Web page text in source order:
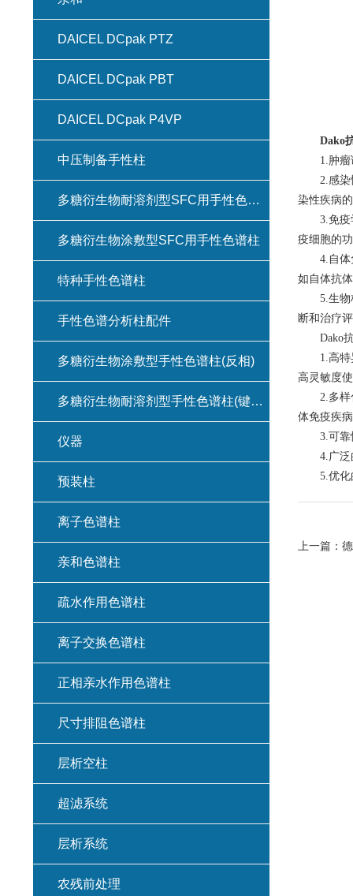
Dako
1.肿瘤诊
2.感染性
染性疾病
3.免疫学
疫细胞的
4.自体免
如自体抗
5.生物标
断和治疗
Dako抗
1.高特异
高灵敏度
2.多样化
体免疫疾
3.可靠性
4.广泛的
5.优化的
上一篇：
DAICEL DCpak PTZ
DAICEL DCpak PBT
DAICEL DCpak P4VP
中压制备手性柱
多糖衍生物耐溶剂型SFC用手性色谱柱(键合型手性色谱柱)
多糖衍生物涂敷型SFC用手性色谱柱
特种手性色谱柱
手性色谱分析柱配件
多糖衍生物涂敷型手性色谱柱(反相)
多糖衍生物耐溶剂型手性色谱柱(键合型手性色谱柱)
仪器
预装柱
离子色谱柱
亲和色谱柱
疏水作用色谱柱
离子交换色谱柱
正相亲水作用色谱柱
尺寸排阻色谱柱
层析空柱
超滤系统
层析系统
农残前处理